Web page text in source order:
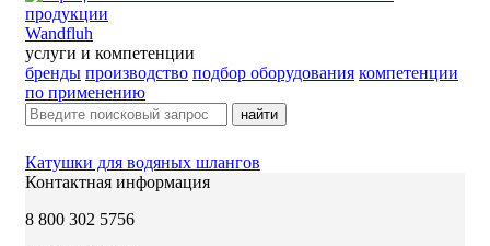
Wandfluh
услуги и компетенции
бренды производство подбор оборудования компетенции
по применению
найти
Катушки для водяных шлангов
Контактная информация
8 800 302 5756